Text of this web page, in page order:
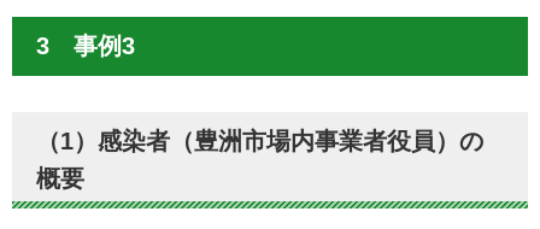
3 事例3
（1）感染者（豊洲市場内事業者役員）の
概要